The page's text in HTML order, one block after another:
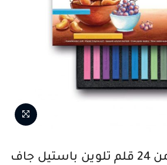
مجموعة مكونة من 24 قلم تلوين باستيل جاف